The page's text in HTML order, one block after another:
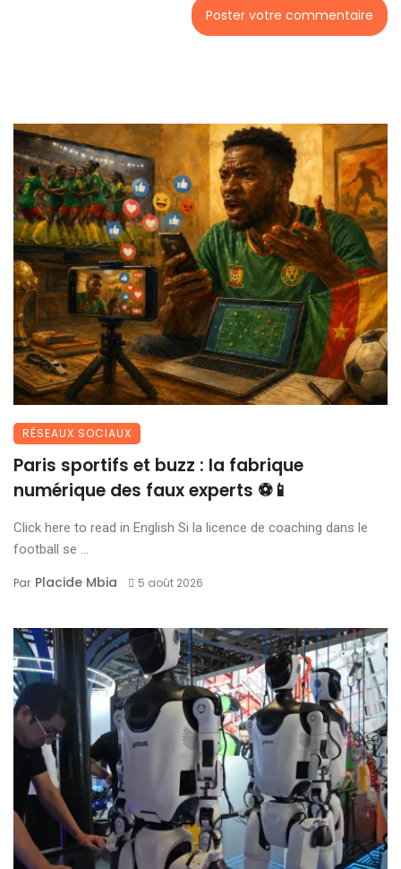
RÉSEAUX SOCIAUX
Paris sportifs et buzz : la fabrique
numérique des faux experts ⚽📱
Click here to read in English Si la licence de coaching dans le
football se ...
Par Placide Mbia 5 août 2026